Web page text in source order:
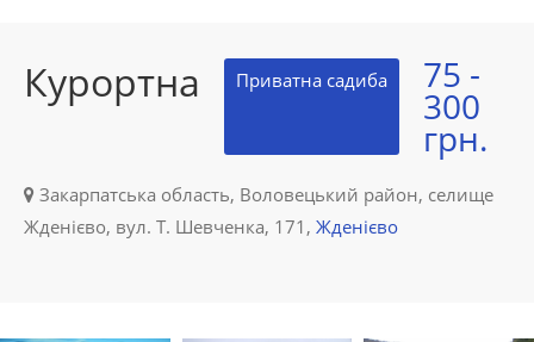
Курортна Приватна садиба 75 -
300
грн.
Закарпатська область, Воловецький район, селище
Жденієво, вул. Т. Шевченка, 171, Жденієво